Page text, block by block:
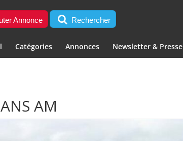
Annonce Rechercher
Catégories Annonces Newsletter & Presse
AM